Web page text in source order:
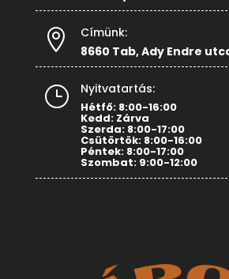

Címünk:
8660 Tab, Ady Endre
} Nyitvatartás:
Hétfő: 8:00-16:00
Kedd: Zárva
Szerda: 8:00-17:00
Csütörtök: 8:00-16:00
Péntek: 8:00-17:00
Szombat: 9:00-12:00